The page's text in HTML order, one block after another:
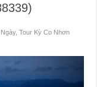
,Tour Kỳ Co Nhơn